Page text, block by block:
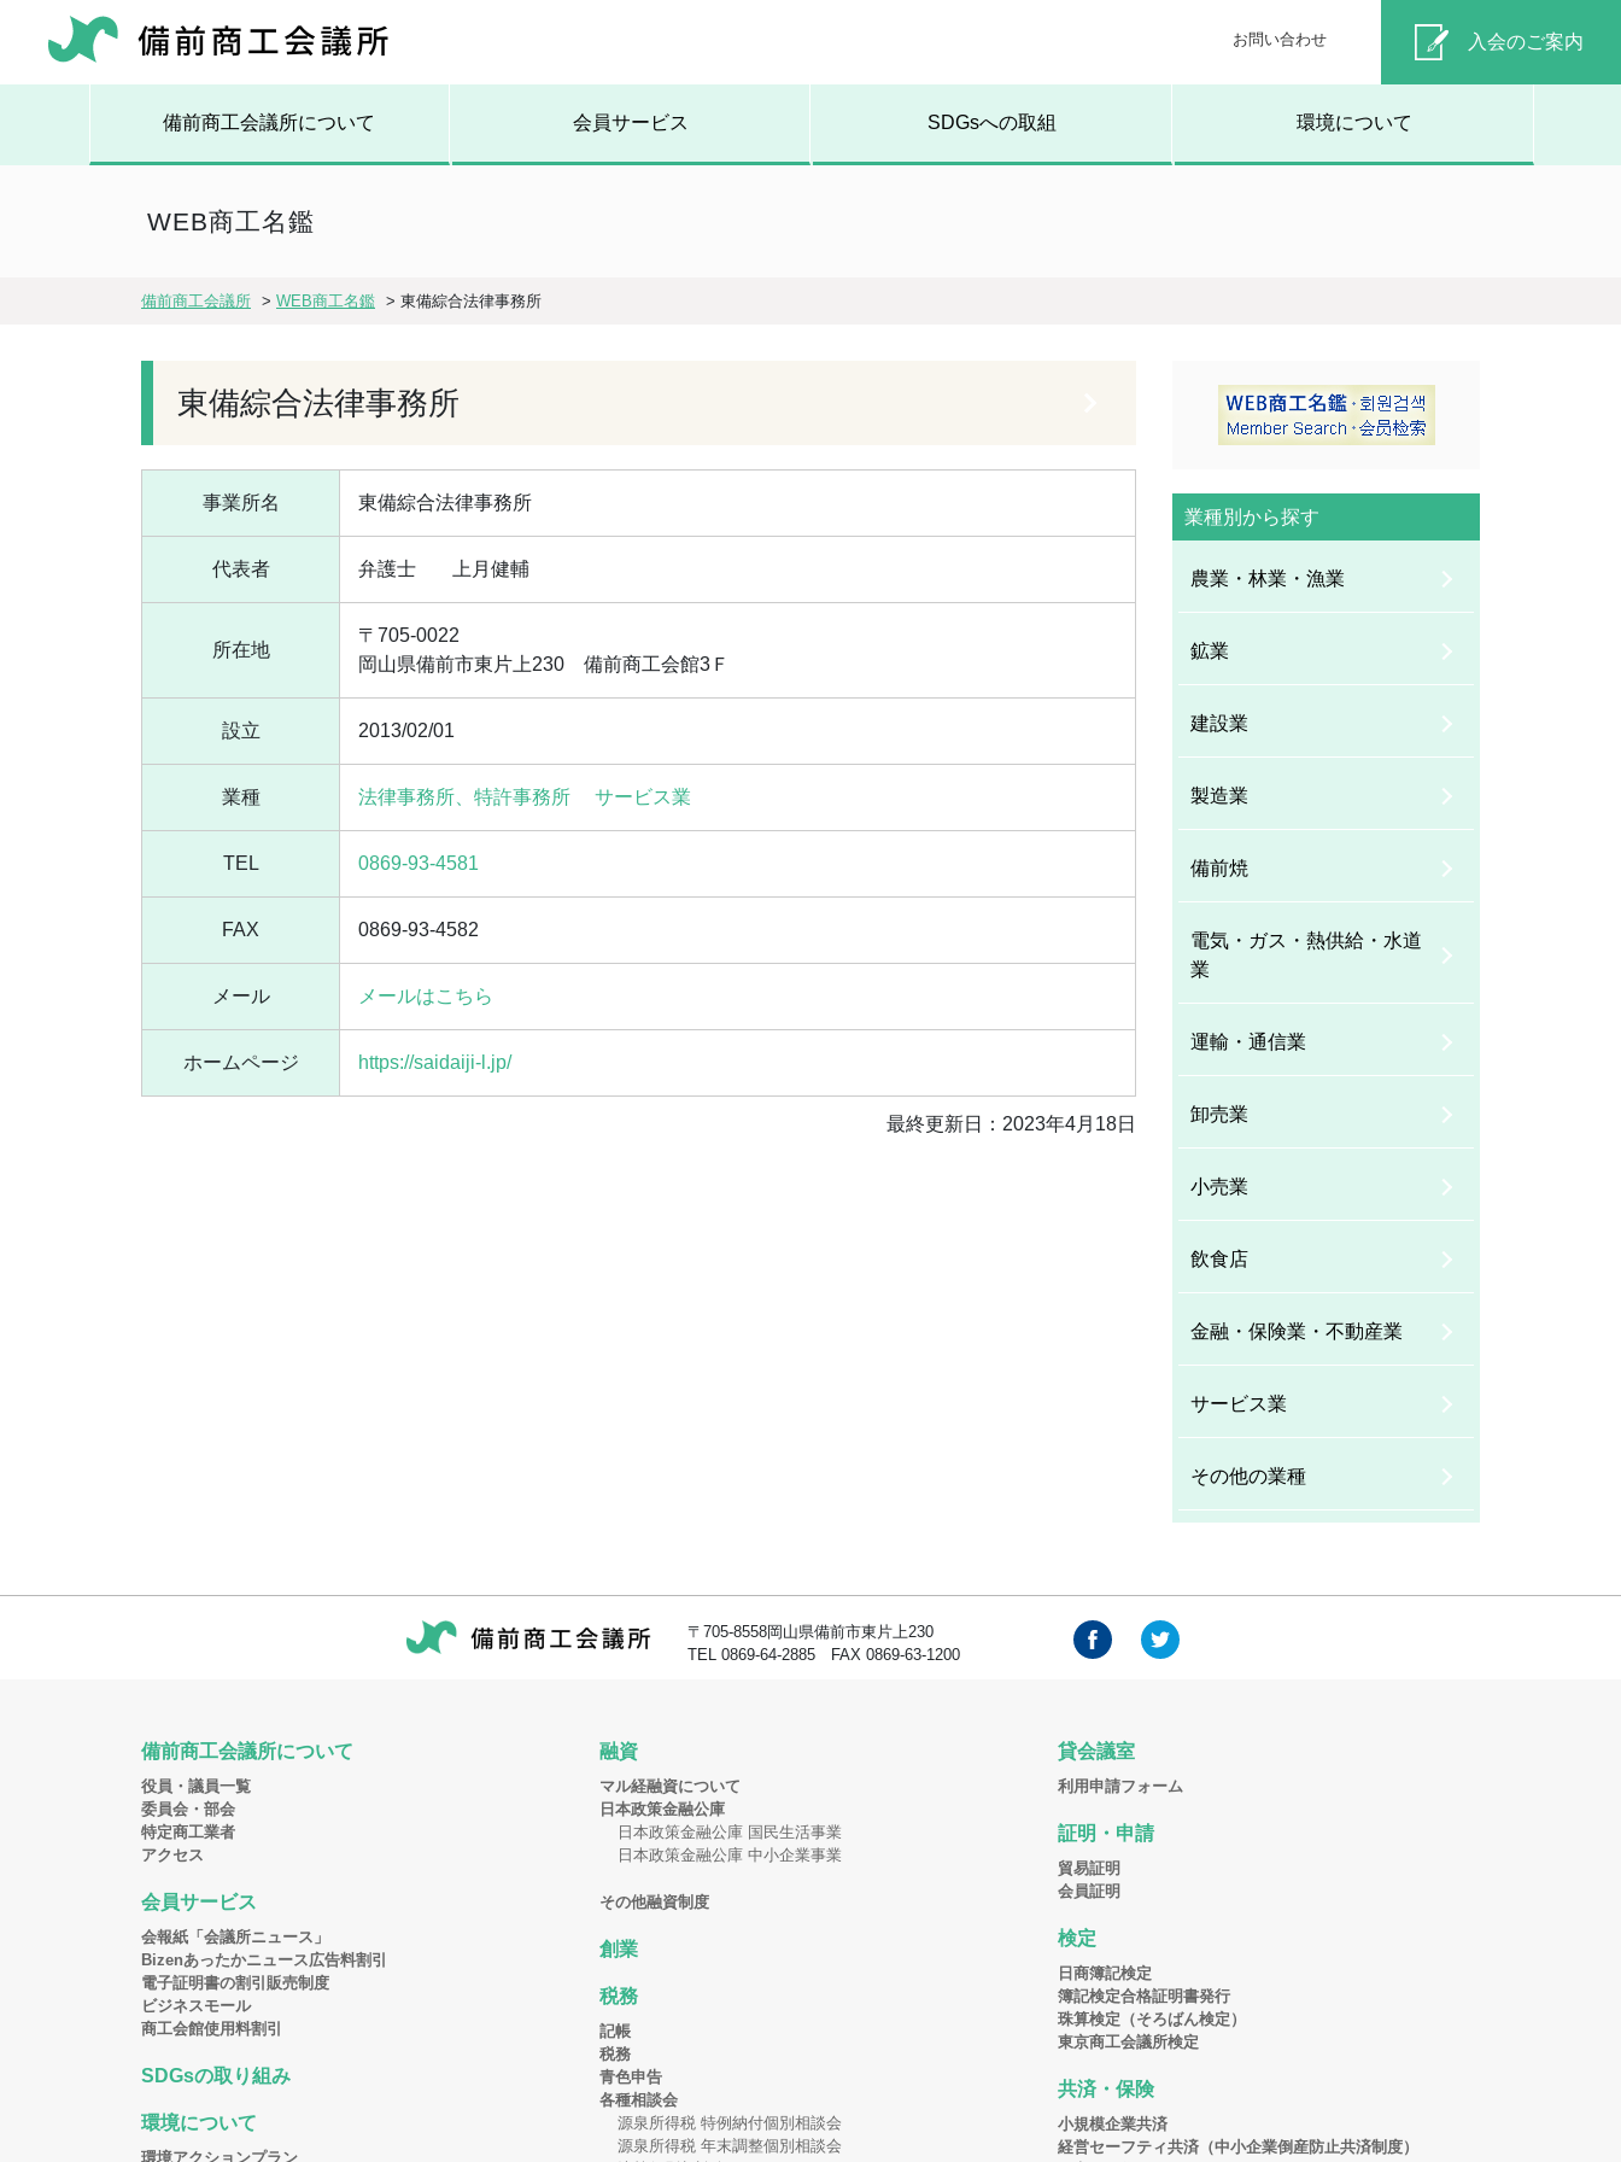
お問い合わせ 入会のご案内
備前商工会議所について 会員サービス SDGsへの取組 環境について
WEB商工名鑑
備前商工会議所 > WEB商工名鑑 > 東備綜合法律事務所
東備綜合法律事務所
事業所名 東備綜合法律事務所
代表者 弁護士 上月健輔
所在地
〒705-0022
岡山県備前市東片上230 備前商工会館3Ｆ
設立 2013/02/01
業種 法律事務所、特許事務所 サービス業
TEL 0869-93-4581
FAX 0869-93-4582
メール メールはこちら
ホームページ https://saidaiji-l.jp/
最終更新日：2023年4月18日
業種別から探す
農業・林業・漁業
鉱業
建設業
製造業
備前焼
電気・ガス・熱供給・水道
業
運輸・通信業
卸売業
小売業
飲食店
金融・保険業・不動産業
サービス業
その他の業種
〒705-8558岡山県備前市東片上230
TEL 0869-64-2885 FAX 0869-63-1200
備前商工会議所について
役員・議員一覧
委員会・部会
特定商工業者
アクセス
会員サービス
会報紙「会議所ニュース」
Bizenあったかニュース広告料割引
電子証明書の割引販売制度
ビジネスモール
商工会館使用料割引
SDGsの取り組み
環境について
環境アクションプラン
融資
マル経融資について
日本政策金融公庫
日本政策金融公庫 国民生活事業
日本政策金融公庫 中小企業事業
その他融資制度
創業
税務
記帳
税務
青色申告
各種相談会
源泉所得税 特例納付個別相談会
源泉所得税 年末調整個別相談会
貸会議室
利用申請フォーム
証明・申請
貿易証明
会員証明
検定
日商簿記検定
簿記検定合格証明書発行
珠算検定（そろばん検定）
東京商工会議所検定
共済・保険
小規模企業共済
経営セーフティ共済（中小企業倒産防止共済制度）